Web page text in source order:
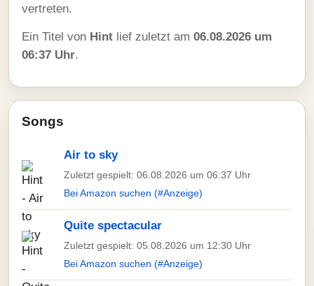
vertreten.
Ein Titel von Hint lief zuletzt am 06.08.2026 um
06:37 Uhr.
Songs
Air to sky
Zuletzt gespielt: 06.08.2026 um 06:37 Uhr
Bei Amazon suchen (#Anzeige)
Quite spectacular
Zuletzt gespielt: 05.08.2026 um 12:30 Uhr
Bei Amazon suchen (#Anzeige)